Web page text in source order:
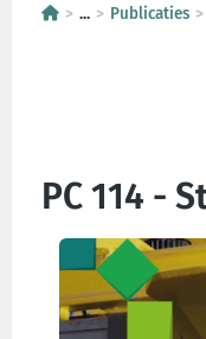
... Publicaties
PC 114 -